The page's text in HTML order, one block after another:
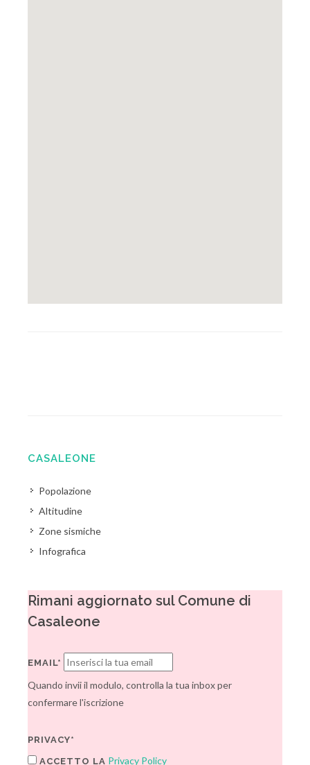
CASALEONE
Popolazione
Altitudine
Zone sismiche
Infografica
Rimani aggiornato sul Comune di
Casaleone
EMAIL*
Quando invii il modulo, controlla la tua inbox per
confermare l'iscrizione
PRIVACY*
ACCETTO LA Privacy Policy